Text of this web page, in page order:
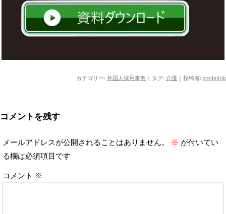
カテゴリー: 外国人採用事例 | タグ: 介護 | 投稿者: smilelink
コメントを残す
メールアドレスが公開されることはありません。 ※ が付いてい
る欄は必須項目です
コメント ※